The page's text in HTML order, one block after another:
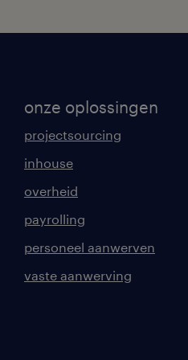
onze oplossingen
projectsourcing
inhouse
overheid
payrolling
personeel aanwerven
vaste aanwerving